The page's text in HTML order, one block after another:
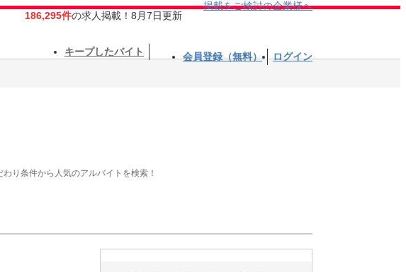
186,295件の求人掲載！8月7日更新
掲載をご検討の企業様へ
キープしたバイト 会員登録（無料） ログイン
り条件から人気のアルバイトを検索！